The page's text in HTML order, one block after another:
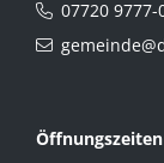
07720 9777-
Öffnungszeiten